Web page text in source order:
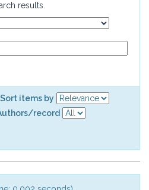
results.
Sort items by
record